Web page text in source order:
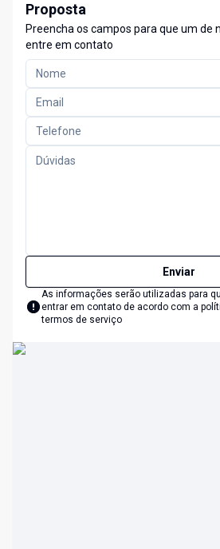
Proposta
Preencha os campos para que um de
entre em contato
Enviar
As informações serão utilizadas para
entrar em contato de acordo com a
termos de serviço